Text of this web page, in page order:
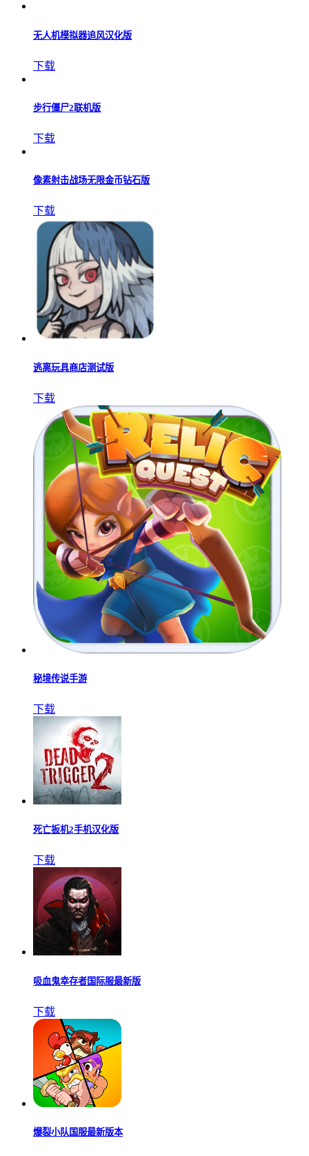
无人机模拟器追风汉化版
下载
步行僵尸2联机版
下载
像素射击战场无限金币钻石版
下载
逃离玩具商店测试版
下载
秘境传说手游
下载
死亡扳机2手机汉化版
下载
吸血鬼幸存者国际服最新版
下载
爆裂小队国服最新版本